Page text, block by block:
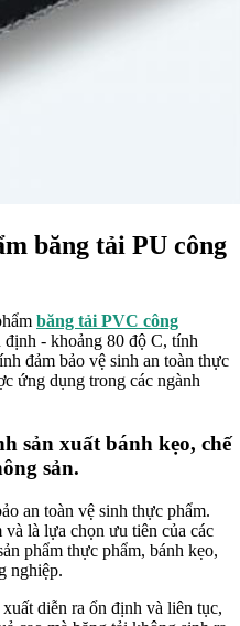
băng tải PU công
băng tải PVC công
- khoảng 80 độ C, tính
đảm bảo vệ sinh an toàn thực
ứng dụng trong các ngành
sản xuất bánh kẹo, chế
sản.
an toàn vệ sinh thực phẩm.
là lựa chọn ưu tiên của các
phẩm thực phẩm, bánh kẹo,
nghiệp.
diễn ra ổn định và liên tục,